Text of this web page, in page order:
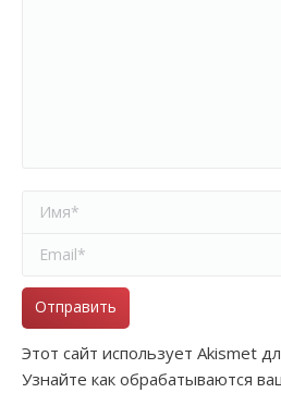
Имя *
Email *
Отправить
Этот сайт использует Akismet
Узнайте как обрабатываются